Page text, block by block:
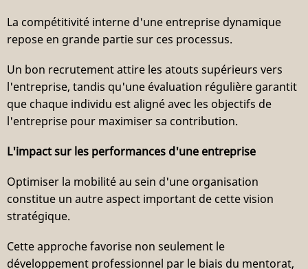
La compétitivité interne d'une entreprise dynamique
repose en grande partie sur ces processus.
Un bon recrutement attire les atouts supérieurs vers
l'entreprise, tandis qu'une évaluation régulière garantit
que chaque individu est aligné avec les objectifs de
l'entreprise pour maximiser sa contribution.
L'impact sur les performances d'une entreprise
Optimiser la mobilité au sein d'une organisation
constitue un autre aspect important de cette vision
stratégique.
Cette approche favorise non seulement le
développement professionnel par le biais du mentorat,